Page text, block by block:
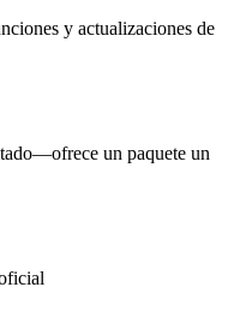
y actualizaciones de
un paquete un